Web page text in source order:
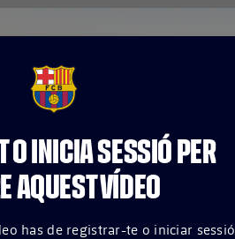
FCB Barcelona badge
O INICIA SESSIÓ PER
AQUEST VÍDEO
has de registrar-te o iniciar sessió